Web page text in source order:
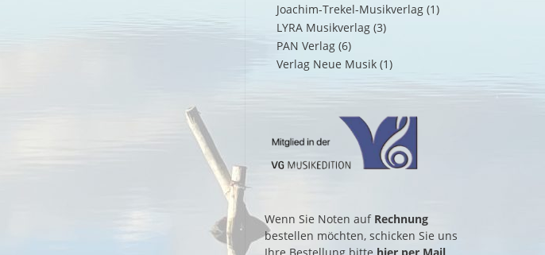
Joachim-Trekel-Musikverlag (1)
LYRA Musikverlag (3)
PAN Verlag (6)
Verlag Neue Musik (1)
Wenn Sie Noten auf Rechnung
bestellen möchten, schicken Sie uns